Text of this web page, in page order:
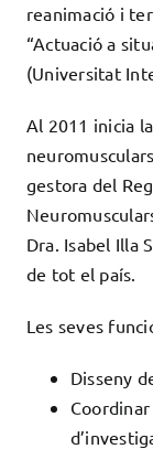
reanimació i
“Actuació a
(Universitat
Al 2011 inicia
gestora del
Dra. Isabel Illa
de tot el país.
Les seves
Disseny